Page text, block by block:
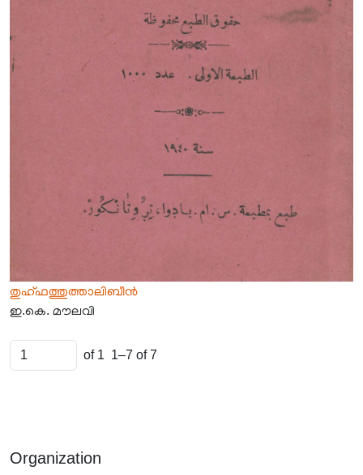
തുഹ്‌ഫത്തുത്താലിബീൻ
ഇ.കെ. മൗലവി
of 1 1–7 of 7
Organization